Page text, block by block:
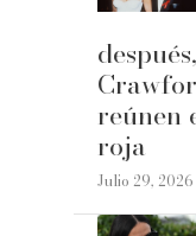
reúnen
roja
Julio 29, 2026